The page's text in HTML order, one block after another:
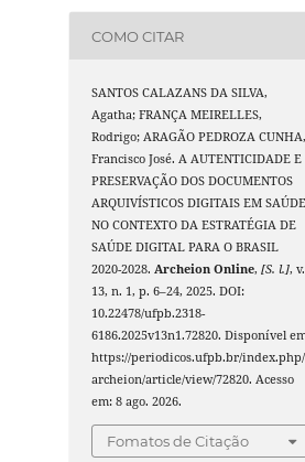
COMO CITAR
SANTOS CALAZANS DA SILVA,
Agatha; FRANÇA MEIRELLES,
Rodrigo; ARAGÃO PEDROZA
Francisco José. A AUTENTICIDADE E
PRESERVAÇÃO DOS DOCUMENTOS
ARQUIVÍSTICOS DIGITAIS EM
NO CONTEXTO DA ESTRATÉGIA DE
SAÚDE DIGITAL PARA O BRASIL
2020-2028.Archeion Online,[S. l.], v.
13, n. 1, p. 6–24, 2025. DOI:
10.22478/ufpb.2318-
6186.2025v13n1.72820. Disponível
https://periodicos.ufpb.br/index.php/
archeion/article/view/72820. Acesso
em: 8 ago. 2026.
Fomatos de Citação